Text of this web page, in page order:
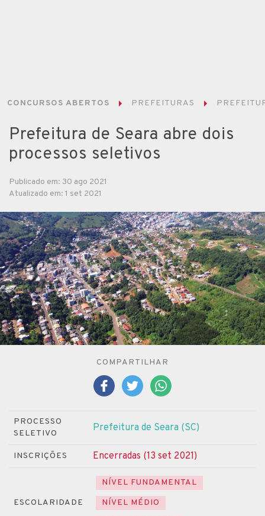
CONCURSOS ABERTOS PREFEITURAS
Prefeitura de Seara abre dois
processos seletivos
Publicado em: 30 ago 2021
Atualizado em: 1 set 2021
COMPARTILHAR
PROCESSO
SELETIVO
Prefeitura de Seara (SC)
INSCRIÇÕES Encerradas (13 set 2021)
ESCOLARIDADE
NÍVEL FUNDAMENTAL
NÍVEL MÉDIO